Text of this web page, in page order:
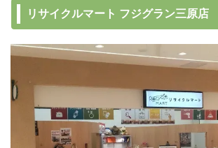
リサイクルマート フジグラン三原店